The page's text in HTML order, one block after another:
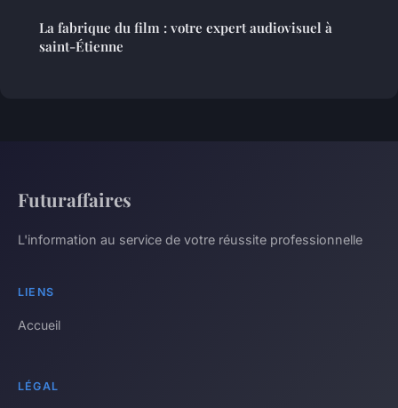
La fabrique du film : votre expert audiovisuel à
saint-Étienne
Futuraffaires
L'information au service de votre réussite professionnelle
LIENS
Accueil
LÉGAL